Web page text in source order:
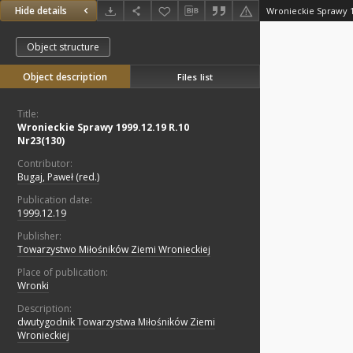
Hide details Wronieckie Sprawy
Object structure
Object description Files list
Title:
Wronieckie Sprawy 1999.12.19 R.10
Nr23(130)
Contributor:
Bugaj, Paweł (red.)
Publication date:
1999.12.19
Publisher:
Towarzystwo Miłośników Ziemi Wronieckiej
Place of publication:
Wronki
Description:
dwutygodnik Towarzystwa Miłośników Ziemi
Wronieckiej